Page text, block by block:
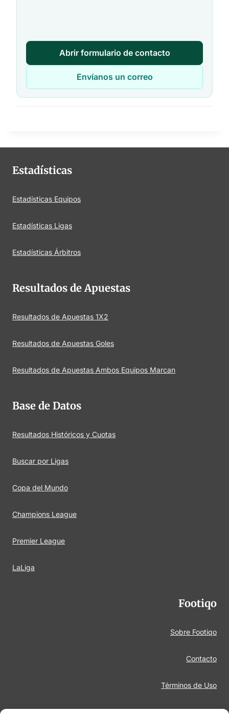
Abrir formulario de contacto
Envíanos un correo
Estadísticas
Estadísticas Equipos
Estadísticas Ligas
Estadísticas Árbitros
Resultados de Apuestas
Resultados de Apuestas 1X2
Resultados de Apuestas Goles
Resultados de Apuestas Ambos Equipos Marcan
Base de Datos
Resultados Históricos y Cuotas
Buscar por Ligas
Copa del Mundo
Champions League
Premier League
LaLiga
Footiqo
Sobre Footiqo
Contacto
Términos de Uso
Aviso Legal